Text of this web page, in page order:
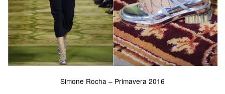
Simone Rocha – Primavera 2016